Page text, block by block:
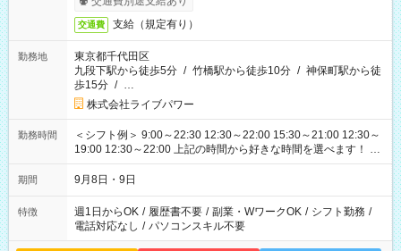
交通費 支給（規定有り）
勤務地
東京都千代田区
九段下駅から徒歩5分 / 竹橋駅から徒歩10分 / 神保町駅から徒
歩15分 / …
株式会社ライブパワー
勤務時間
＜シフト例＞ 9:00～22:30 12:30～22:00 15:30～21:00 12:30～
19:00 12:30～22:00 上記の時間から好きな時間を選べます！ ※
時間は変更となる可能性があります
期間 9月8日・9日
特徴 週1日からOK / 履歴書不要 / 副業・WワークOK / シフト勤務 /
電話対応なし / パソコンスキル不要